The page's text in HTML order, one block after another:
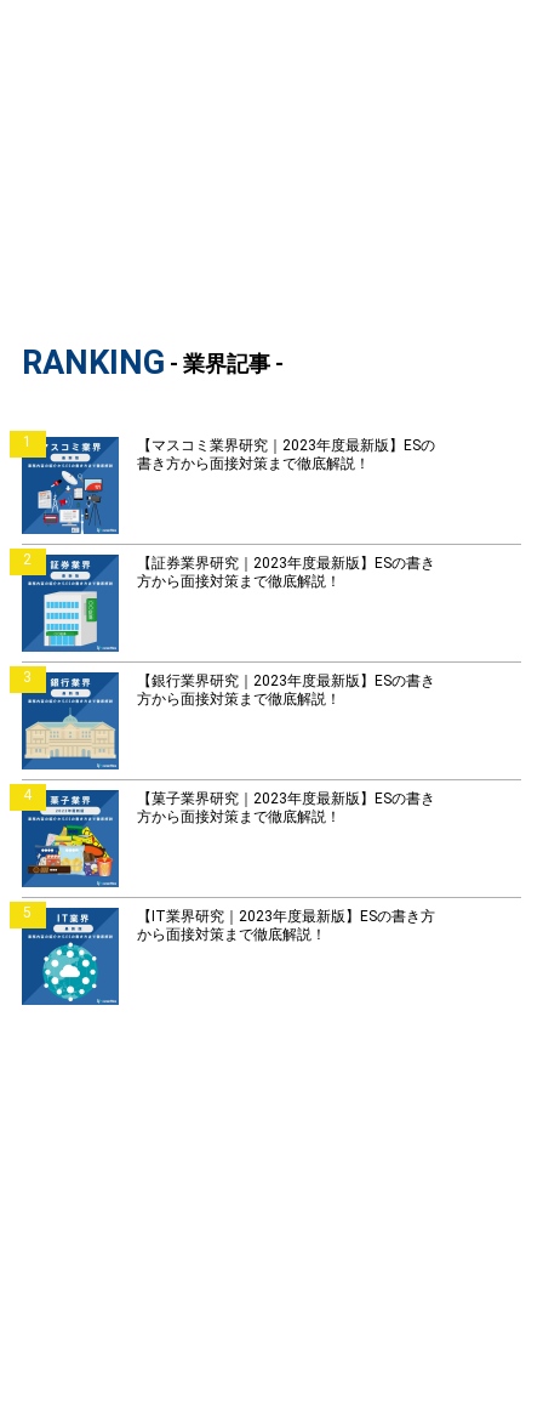
RANKING - 業界記事 -
1
【マスコミ業界研究｜2023年度最新版】ESの
書き方から面接対策まで徹底解説！
2
【証券業界研究｜2023年度最新版】ESの書き
方から面接対策まで徹底解説！
3
【銀行業界研究｜2023年度最新版】ESの書き
方から面接対策まで徹底解説！
4
【菓子業界研究｜2023年度最新版】ESの書き
方から面接対策まで徹底解説！
5
【IT業界研究｜2023年度最新版】ESの書き方
から面接対策まで徹底解説！